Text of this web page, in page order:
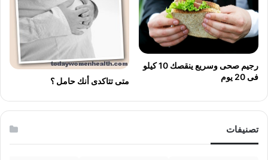
رجيم صحى وسريع ينقصك 10 كيلو
فى 20 يوم
متى تتاكدى أنك حامل ؟
تصنيفات